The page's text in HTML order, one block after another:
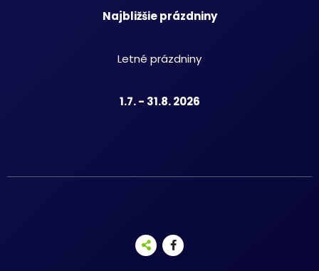
Najbližšie prázdniny
Letné prázdniny
1.7. - 31.8. 2026